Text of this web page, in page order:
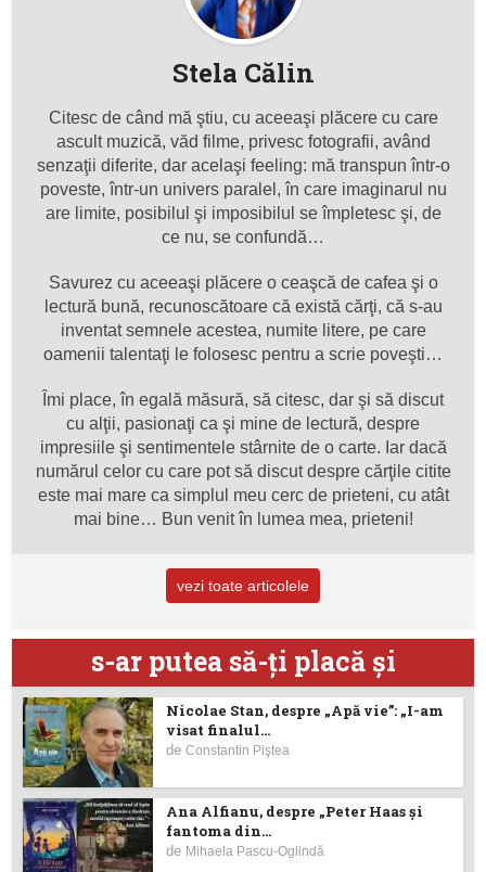
Stela Călin
Citesc de când mă ştiu, cu aceeaşi plăcere cu care
ascult muzică, văd filme, privesc fotografii, având
senzaţii diferite, dar acelaşi feeling: mă transpun într-o
poveste, într-un univers paralel, în care imaginarul nu
are limite, posibilul şi imposibilul se împletesc şi, de
ce nu, se confundă…
Savurez cu aceeaşi plăcere o ceaşcă de cafea şi o
lectură bună, recunoscătoare că există cărţi, că s-au
inventat semnele acestea, numite litere, pe care
oamenii talentaţi le folosesc pentru a scrie poveşti…
Îmi place, în egală măsură, să citesc, dar şi să discut
cu alţii, pasionaţi ca şi mine de lectură, despre
impresiile şi sentimentele stârnite de o carte. Iar dacă
numărul celor cu care pot să discut despre cărţile citite
este mai mare ca simplul meu cerc de prieteni, cu atât
mai bine… Bun venit în lumea mea, prieteni!
vezi toate articolele
s-ar putea să-ţi placă şi
Nicolae Stan, despre „Apă vie”: „I-am
visat finalul...
deConstantin Piştea
Ana Alfianu, despre „Peter Haas și
fantoma din...
de Mihaela Pascu-Oglindă